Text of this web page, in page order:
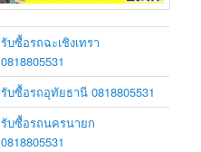
รับซื้อรถฉะเชิงเทรา
0818805531
รับซื้อรถอุทัยธานี 0818805531
รับซื้อรถนครนายก
0818805531